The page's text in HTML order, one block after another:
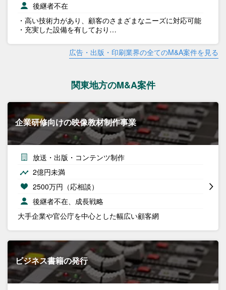
後継者不在
・高い技術力があり、顧客のさまざまなニーズに対応可能
・充実した設備を有しており…
広告・出版・印刷業界の全てのM&A案件を見る
関東地方のM&A案件
企業研修向けの映像教材制作事業
放送・出版・コンテンツ制作
2億円未満
2500万円（応相談）
後継者不在、成長戦略
大手企業や官公庁を中心とした幅広い顧客網
ビジネス書籍の発行